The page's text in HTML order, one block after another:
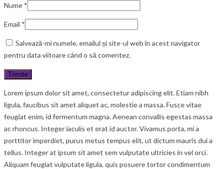
Nume *
Email *
Salvează-mi numele, emailul și site-ul web în acest navigator
pentru data viitoare când o să comentez.
Lorem ipsum dolor sit amet, consectetur adipiscing elit. Etiam nibh
ligula, faucibus sit amet aliquet ac, molestie a massa. Fusce vitae
feugiat enim, id fermentum magna. Aenean convallis egestas massa
ac rhoncus. Integer iaculis et erat id auctor. Vivamus porta, mi a
porttitor imperdiet, purus metus tempus elit, ut dictum mauris dui a
tellus. Integer at ipsum sit amet sem vulputate ultricies in vel orci.
Aliquam feugiat vulputate ligula, quis posuere tortor condimentum